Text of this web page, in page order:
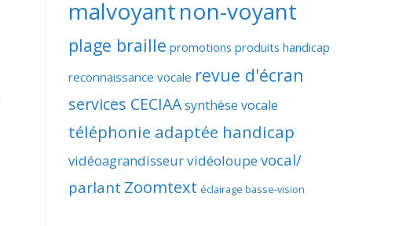
malvoyantnon-voyant
plage braille promotions produits handicap
reconnaissance vocale revue d'écran
services CECIAAsynthèse vocale
téléphonie adaptée handicap
vidéoagrandisseurvidéoloupevocal/
parlant Zoomtext éclairage basse-vision